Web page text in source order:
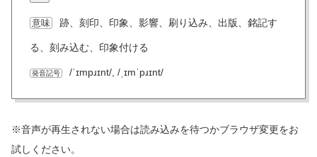
意味 跡、刻印、印象、影響、刷り込み、出版、銘記す
る、刻み込む、印象付ける
発音記号 /ˈɪmpɹɪnt/, /ˌɪmˈpɹɪnt/
※音声が再生されない場合は読み込みを待つかブラウザ変更をお
試しください。